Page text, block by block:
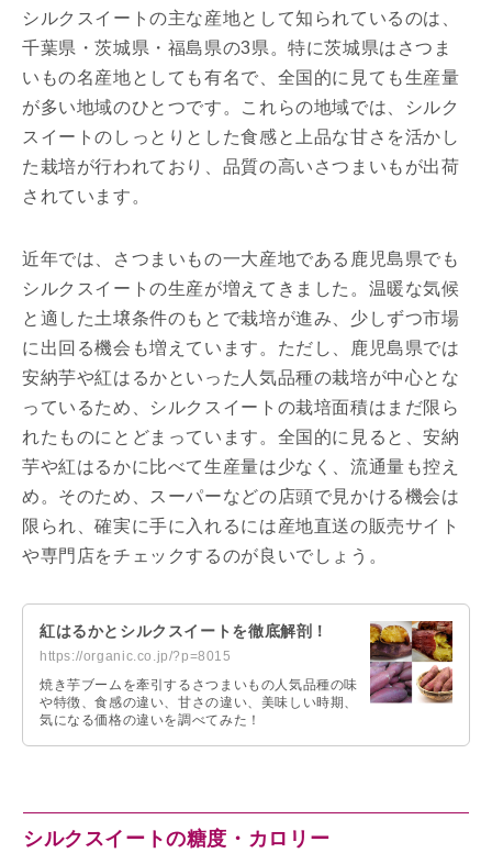
シルクスイートの主な産地として知られているのは、
千葉県・茨城県・福島県の3県。特に茨城県はさつま
いもの名産地としても有名で、全国的に見ても生産量
が多い地域のひとつです。これらの地域では、シルク
スイートのしっとりとした食感と上品な甘さを活かし
た栽培が行われており、品質の高いさつまいもが出荷
されています。
近年では、さつまいもの一大産地である鹿児島県でも
シルクスイートの生産が増えてきました。温暖な気候
と適した土壌条件のもとで栽培が進み、少しずつ市場
に出回る機会も増えています。ただし、鹿児島県では
安納芋や紅はるかといった人気品種の栽培が中心とな
っているため、シルクスイートの栽培面積はまだ限ら
れたものにとどまっています。全国的に見ると、安納
芋や紅はるかに比べて生産量は少なく、流通量も控え
め。そのため、スーパーなどの店頭で見かける機会は
限られ、確実に手に入れるには産地直送の販売サイト
や専門店をチェックするのが良いでしょう。
紅はるかとシルクスイートを徹底解剖！
https://organic.co.jp/?p=8015
焼き芋ブームを牽引するさつまいもの人気品種の味
や特徴、食感の違い、甘さの違い、美味しい時期、
気になる価格の違いを調べてみた！
シルクスイートの糖度・カロリー